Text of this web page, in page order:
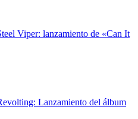
Viper: lanzamiento de «Can It
Lanzamiento del álbum